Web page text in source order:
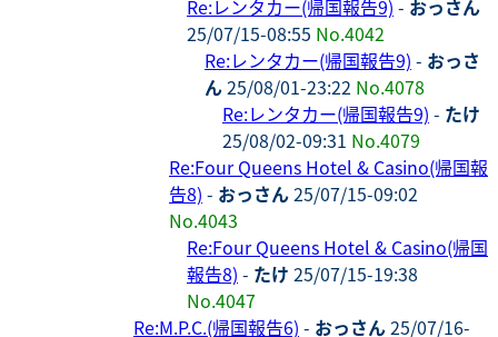
Re:レンタカー(帰国報告9) - おっさん
25/07/15-08:55 No.4042
Re:レンタカー(帰国報告9) - おっさ
ん25/08/01-23:22 No.4078
Re:レンタカー(帰国報告9) - たけ
25/08/02-09:31 No.4079
Re:Four Queens Hotel & Casino(帰国報
告8) - おっさん25/07/15-09:02
No.4043
Re:Four Queens Hotel & Casino(帰国
報告8) - たけ 25/07/15-19:38
No.4047
Re:M.P.C.(帰国報告6) - おっさん25/07/16-